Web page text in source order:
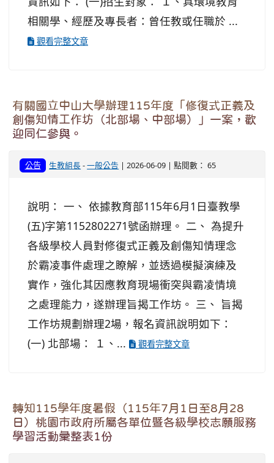
相關學、經歷及專長者：曾任教或任職於 ...
觀看完整文章
有關國立中山大學辦理115年度「修復式正義及
創傷知情工作坊（北部場、中部場）」一案，歡
迎同仁參與。
公告 生教組長-一般公告 | 2026-06-09 | 點閱數： 65
說明： 一、 依據教育部115年6月1日臺教學
(五)字第1152802271號函辦理。 二、 為提升
各級學校人員對修復式正義及創傷知情理念
於霸凌事件處理之瞭解，並透過模擬演練及
實作，強化其因應教育現場衝突與霸凌情境
之處理能力，遂辦理旨揭工作坊。 三、 旨揭
工作坊規劃辦理2場，報名資訊說明如下：
(一) 北部場： １、...
觀看完整文章
轉知115學年度暑假（115年7月1日至8月28
日）桃園市政府所屬各單位暨各級學校志願服務
學習活動彙整表1份